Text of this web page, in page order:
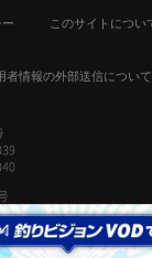
このサイトについ
者情報の外部送信について